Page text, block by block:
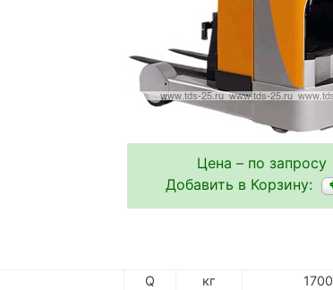
Цена – по запросу
Добавить в Корзину:
Q кг
1700